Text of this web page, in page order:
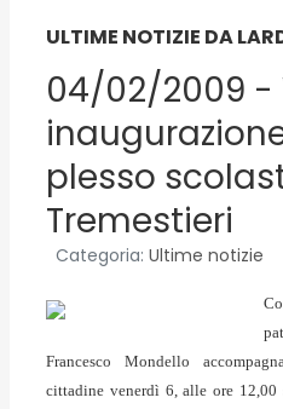
ULTIME NOTIZIE DA
04/02/2009 -
plesso
Tremestieri
Categoria: Ultime notizie
Francesco Mondello
cittadine venerdì 6, alle ore 12,00